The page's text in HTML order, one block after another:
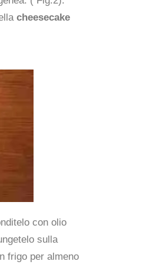
cheesecake
con olio
sulla
frigo per almeno